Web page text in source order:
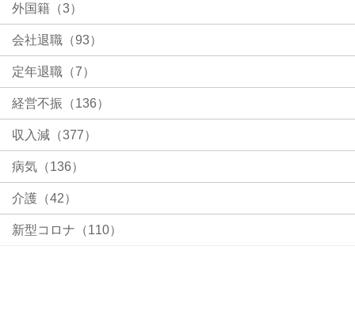
外国籍（3）
会社退職（93）
定年退職（7）
経営不振（136）
収入減（377）
病気（136）
介護（42）
新型コロナ（110）